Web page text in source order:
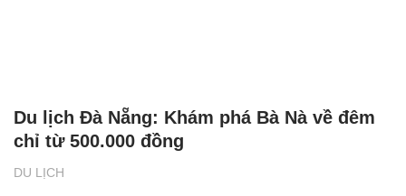
DU LỊCH
Du lịch Đà Nẵng: Khám phá Bà Nà về đêm
chỉ từ 500.000 đồng